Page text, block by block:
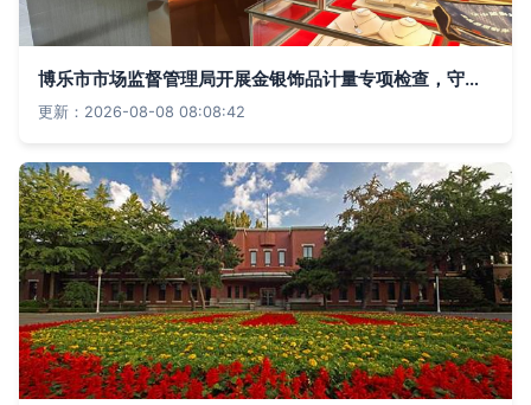
博乐市市场监督管理局开展金银饰品计量专项检查，守护消费者“称”心如意
更新：2026-08-08 08:08:42